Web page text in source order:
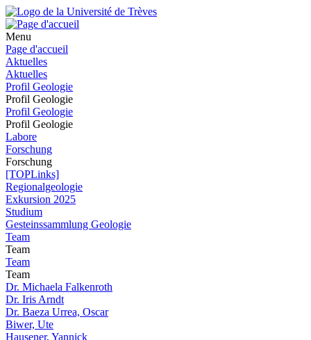
Menu
Page d'accueil
Aktuelles
Aktuelles
Profil Geologie
Profil Geologie
Profil Geologie
Profil Geologie
Labore
Forschung
Forschung
[TOPLinks]
Regionalgeologie
Exkursion 2025
Studium
Gesteinssammlung Geologie
Team
Team
Team
Team
Dr. Michaela Falkenroth
Dr. Iris Arndt
Dr. Baeza Urrea, Oscar
Biwer, Ute
Hausener, Yannick